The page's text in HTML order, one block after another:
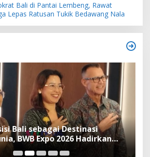
Bali di Pantai Lembeng, Rawat
Lepas Ratusan Tukik Bedawang Nala
Bali sebagai Destinasi
BWB Expo 2026 Hadirkan
dan Global